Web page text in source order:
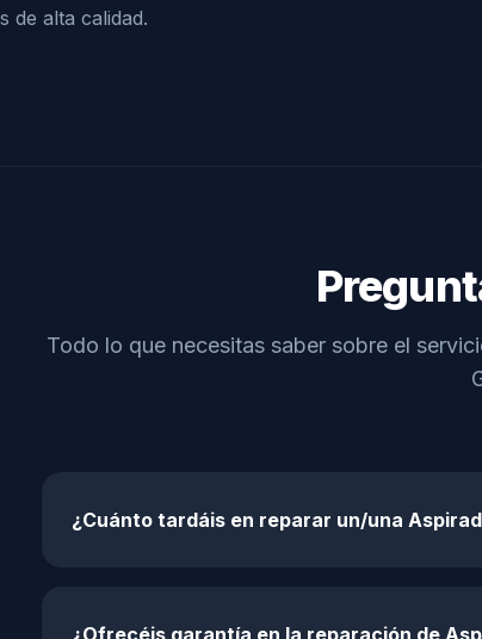
de alta calidad.
Todo lo que necesitas saber sobre el
¿Cuánto tardáis en reparar un/una
¿Ofrecéis garantía en la reparación de